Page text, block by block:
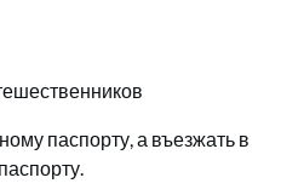
паспорту, а въезжать в